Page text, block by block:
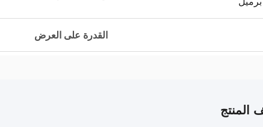
القدرة على العرض
المنتج